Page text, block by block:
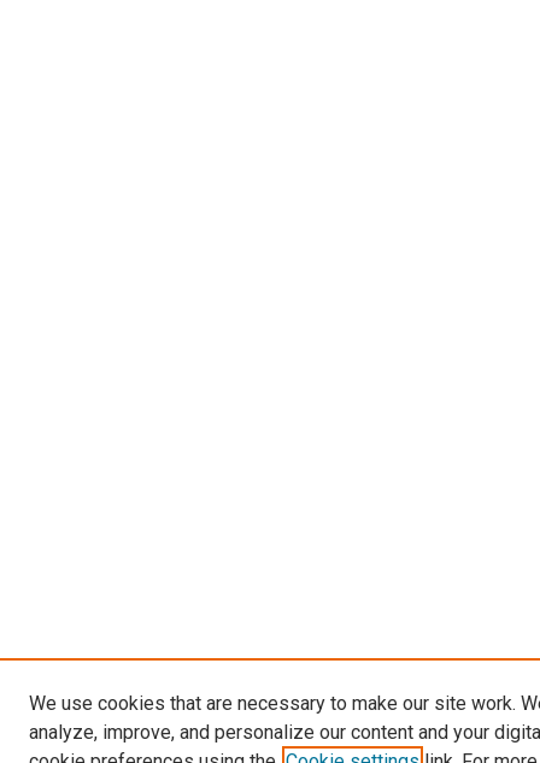
We use cookies that are necessary to make our site work.
analyze, improve, and personalize our content and your